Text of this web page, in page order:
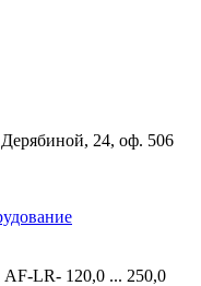
24, оф. 506
LR- 120,0 ... 250,0